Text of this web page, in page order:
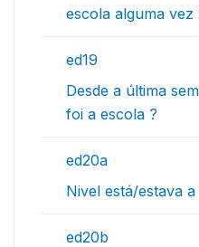
escola alguma vez
ed19
Desde a última
foi a escola ?
ed20a
Nivel está/estava
ed20b